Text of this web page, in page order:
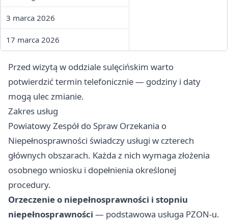
3 marca 2026
17 marca 2026
Przed wizytą w oddziale sulęcińskim warto
potwierdzić termin telefonicznie — godziny i daty
mogą ulec zmianie.
Zakres usług
Powiatowy Zespół do Spraw Orzekania o
Niepełnosprawności świadczy usługi w czterech
głównych obszarach. Każda z nich wymaga złożenia
osobnego wniosku i dopełnienia określonej
procedury.
Orzeczenie o niepełnosprawności i stopniu
niepełnosprawności — podstawowa usługa PZON-u.